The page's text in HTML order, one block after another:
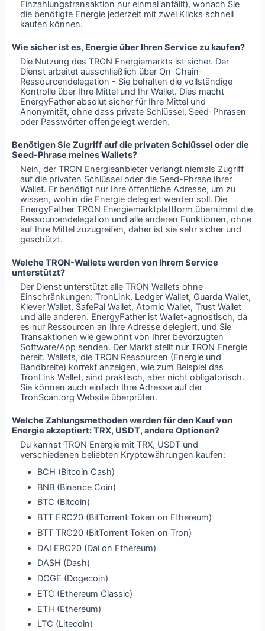
Einzahlungstransaktion nur einmal anfällt), wonach Sie
die benötigte Energie jederzeit mit zwei Klicks schnell
kaufen können.
Wie sicher ist es, Energie über Ihren Service zu kaufen?
Die Nutzung des TRON Energiemarkts ist sicher. Der
Dienst arbeitet ausschließlich über On-Chain-
Ressourcendelegation - Sie behalten die vollständige
Kontrolle über Ihre Mittel und Ihr Wallet. Dies macht
EnergyFather absolut sicher für Ihre Mittel und
Anonymität, ohne dass private Schlüssel, Seed-Phrasen
oder Passwörter offengelegt werden.
Benötigen Sie Zugriff auf die privaten Schlüssel oder die
Seed-Phrase meines Wallets?
Nein, der TRON Energieanbieter verlangt niemals Zugriff
auf die privaten Schlüssel oder die Seed-Phrase Ihrer
Wallet. Er benötigt nur Ihre öffentliche Adresse, um zu
wissen, wohin die Energie delegiert werden soll. Die
EnergyFather TRON Energiemarktplattform übernimmt die
Ressourcendelegation und alle anderen Funktionen, ohne
auf Ihre Mittel zuzugreifen, daher ist sie sehr sicher und
geschützt.
Welche TRON-Wallets werden von Ihrem Service
unterstützt?
Der Dienst unterstützt alle TRON Wallets ohne
Einschränkungen: TronLink, Ledger Wallet, Guarda Wallet,
Klever Wallet, SafePal Wallet, Atomic Wallet, Trust Wallet
und alle anderen. EnergyFather ist Wallet-agnostisch, da
es nur Ressourcen an Ihre Adresse delegiert, und Sie
Transaktionen wie gewohnt von Ihrer bevorzugten
Software/App senden. Der Markt stellt nur TRON Energie
bereit. Wallets, die TRON Ressourcen (Energie und
Bandbreite) korrekt anzeigen, wie zum Beispiel das
TronLink Wallet, sind praktisch, aber nicht obligatorisch.
Sie können auch einfach Ihre Adresse auf der
TronScan.org Website überprüfen.
Welche Zahlungsmethoden werden für den Kauf von
Energie akzeptiert: TRX, USDT, andere Optionen?
Du kannst TRON Energie mit TRX, USDT und
verschiedenen beliebten Kryptowährungen kaufen:
BCH (Bitcoin Cash)
BNB (Binance Coin)
BTC (Bitcoin)
BTT ERC20 (BitTorrent Token on Ethereum)
BTT TRC20 (BitTorrent Token on Tron)
DAI ERC20 (Dai on Ethereum)
DASH (Dash)
DOGE (Dogecoin)
ETC (Ethereum Classic)
ETH (Ethereum)
LTC (Litecoin)